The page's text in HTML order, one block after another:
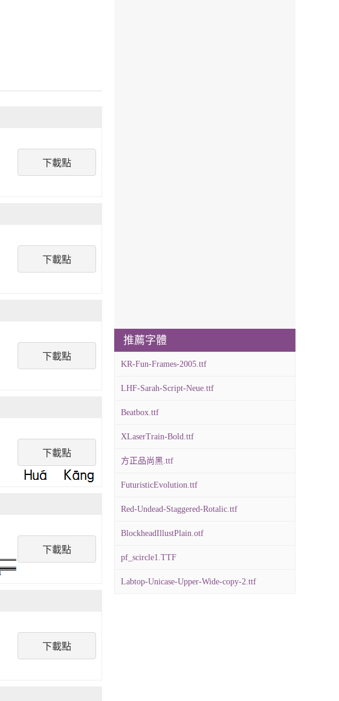
下載點
下載點
下載點
下載點
下載點
下載點
推薦字體
KR-Fun-Frames-2005.ttf
LHF-Sarah-Script-Neue.ttf
Beatbox.ttf
XLaserTrain-Bold.ttf
方正品尚黑.ttf
FuturisticEvolution.ttf
Red-Undead-Staggered-Rotalic.ttf
BlockheadIllustPlain.otf
pf_scircle1.TTF
Labtop-Unicase-Upper-Wide-copy-2.ttf